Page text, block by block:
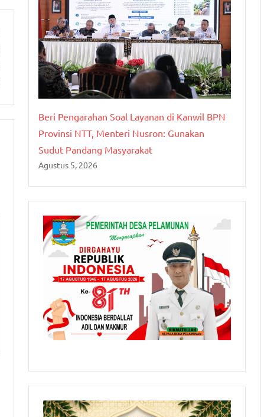
Beri Pengarahan Soal Layanan di Kanwil BPN
Provinsi NTT, Menteri Nusron: Gunakan
Sudut Pandang Masyarakat
Agustus 5, 2026